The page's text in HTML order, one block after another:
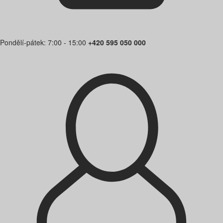
Pondělí-pátek: 7:00 - 15:00 +420 595 050 000